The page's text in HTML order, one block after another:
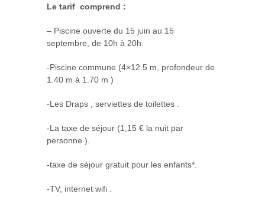
Le tarif comprend :
– Piscine ouverte du 15 juin au 15
septembre, de 10h à 20h.
-Piscine commune (4×12.5 m, profondeur de
1.40 m à 1.70 m )
-Les Draps , serviettes de toilettes .
-La taxe de séjour (1,15 € la nuit par
personne ).
-taxe de séjour gratuit pour les enfants*.
-TV, internet wifi .